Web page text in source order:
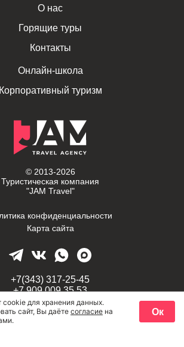
© 2013-2026
Туристическая компания
"JAM Travel"
конфиденциальности
Карта сайта
О нас
Горящие туры
Контакты
Онлайн-школа
Корпоративный туризм
+7(343) 317-25-45
+7 909 009 35 53
г. Екатеринбург,
Космонавтов, 58
cookie для хранения данных.
сайт, Вы даёте согласие на
Ок